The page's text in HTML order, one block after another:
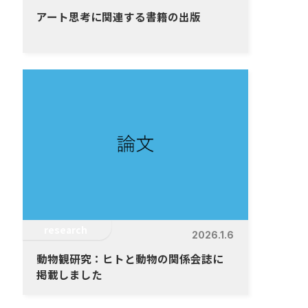
アート思考に関連する書籍の出版
2026.1.6
動物観研究：ヒトと動物の関係会誌に
掲載しました